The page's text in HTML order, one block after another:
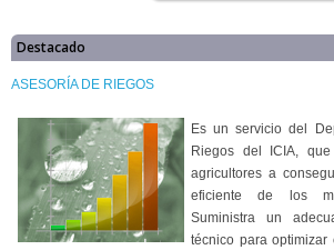
Destacado
ASESORÍA DE RIEGOS
Es un servicio del
Riegos del ICIA,
agricultores a
eficiente de los
Suministra un
técnico para